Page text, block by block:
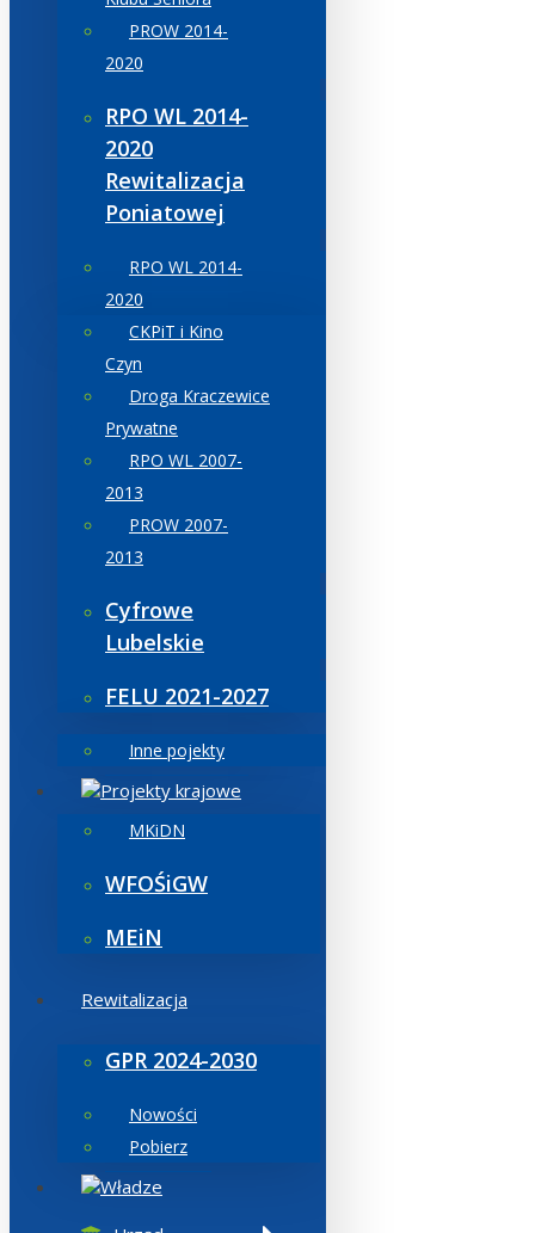
PROW 2014-
2020
RPO WL 2014-
2020
Rewitalizacja
Poniatowej
RPO WL 2014-
2020
CKPiT i Kino
Czyn
Droga Kraczewice
Prywatne
RPO WL 2007-
2013
PROW 2007-
2013
Cyfrowe
Lubelskie
FELU 2021-2027
Inne pojekty
Projekty krajowe
MKiDN
WFOŚiGW
MEiN
Rewitalizacja
GPR 2024-2030
Nowości
Pobierz
Władze